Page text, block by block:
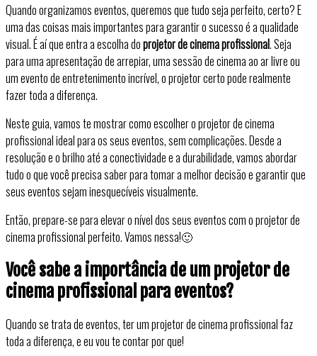
Quando organizamos eventos, queremos que tudo seja perfeito, certo? E
uma das coisas mais importantes para garantir o sucesso é a qualidade
visual. É aí que entra a escolha doprojetor de cinema profissional. Seja
para uma apresentação de arrepiar, uma sessão de cinema ao ar livre ou
um evento de entretenimento incrível, o projetor certo pode realmente
fazer toda a diferença.
Neste guia, vamos te mostrar como escolher o projetor de cinema
profissional ideal para os seus eventos, sem complicações. Desde a
resolução e o brilho até a conectividade e a durabilidade, vamos abordar
tudo o que você precisa saber para tomar a melhor decisão e garantir que
seus eventos sejam inesquecíveis visualmente.
Então, prepare-se para elevar o nível dos seus eventos com o projetor de
cinema profissional perfeito. Vamos nessa!🙂
Você sabe a importância de um projetor de
cinema profissional para eventos?
Quando se trata de eventos, ter um projetor de cinema profissional faz
toda a diferença, e eu vou te contar por que!